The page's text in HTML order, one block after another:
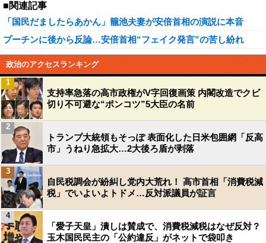
■関連記事
「国民だましたらあかん」籠池夫妻が安倍首相の演説に本音
プーチンに後から反論…安倍首相“フェイク発言”の苦し紛れ
政治のアクセスランキング
支持率急落の高市政権がV字回復画策 内閣改造でクビ
切り不可避な“ポンコツ”5大臣の名前
1
トランプ大統領もそっぽ 表面化した日米包囲網「反高
市」うねり急拡大…2大後ろ盾が剥落
2
自民税調会が紛糾し党内大荒れ！ 高市首相「消費税減
税」でいよいよトドメ…反対派議員が証言
3
「愛子天皇」潰しは賛成で、消費税減税はなぜ反対？
玉木国民民主の「公約違反」がネットで袋叩き
4